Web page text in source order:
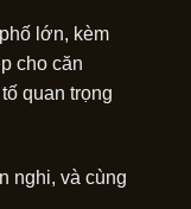
lớn, kèm
cho căn
quan trọng
nghi, và cùng